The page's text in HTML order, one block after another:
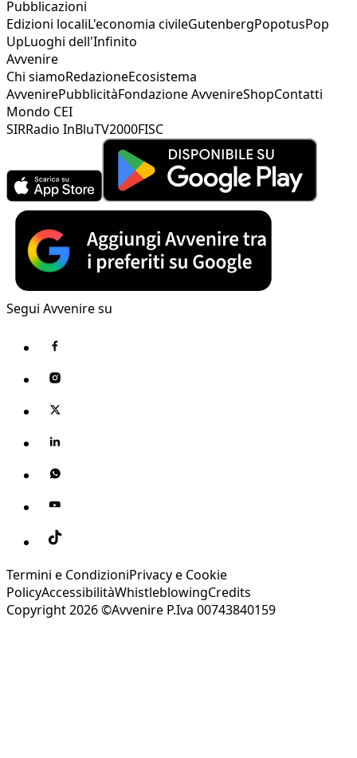
Pubblicazioni
Edizioni localiL'economia civileGutenbergPopotusPop
UpLuoghi dell'Infinito
Avvenire
Chi siamoRedazioneEcosistema
AvvenirePubblicitàFondazione AvvenireShopContatti
Mondo CEI
SIRRadio InBluTV2000FISC
Segui Avvenire su
Termini e CondizioniPrivacy e Cookie
PolicyAccessibilitàWhistleblowingCredits
Copyright 2026 ©Avvenire P.Iva 00743840159